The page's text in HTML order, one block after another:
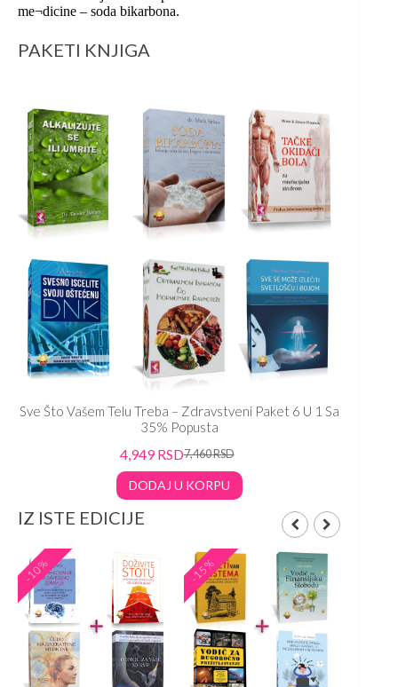
me¬dicine – soda bikarbona.
PAKETI KNJIGA
Sve Što Vašem Telu Treba – Zdravstveni Paket 6 U 1 Sa
35% Popusta
7,460RSD
4,949RSD
DODAJ U KORPU
IZ ISTE EDICIJE
-10% -15%